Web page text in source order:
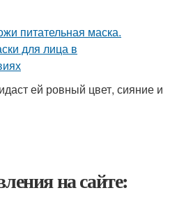
ей ровный цвет, сияние и
на сайте: